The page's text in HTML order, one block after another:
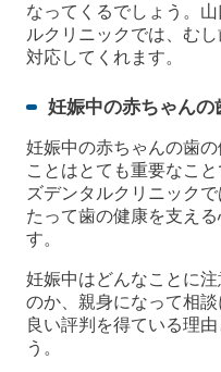
なってくるでしょう。
ルクリニックでは、む
対応してくれます。
妊娠中の赤ちゃんの
妊娠中の赤ちゃんの歯
ことはとても重要なこ
ズデンタルクリニック
たって歯の健康を支え
す。
妊娠中はどんなことに
のか、親身になって相
良い評判を得ている理
う。